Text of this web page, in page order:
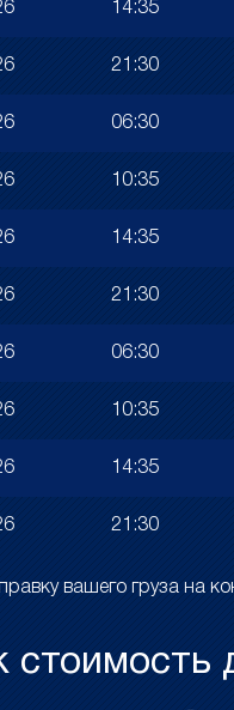
14:35
21:30
06:30
10:35
14:35
21:30
06:30
10:35
14:35
21:30
вашего груза на
стоимость